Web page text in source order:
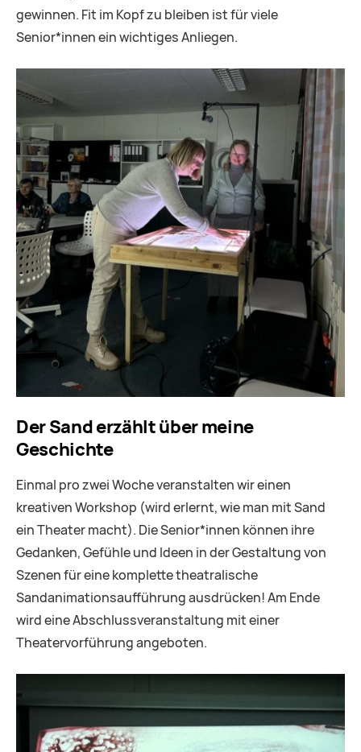
gewinnen. Fit im Kopf zu bleiben ist für viele
Senior*innen ein wichtiges Anliegen.
Der Sand erzählt über meine
Geschichte
Einmal pro zwei Woche veranstalten wir einen
kreativen Workshop (wird erlernt, wie man mit Sand
ein Theater macht). Die Senior*innen können ihre
Gedanken, Gefühle und Ideen in der Gestaltung von
Szenen für eine komplette theatralische
Sandanimationsaufführung ausdrücken! Am Ende
wird eine Abschlussveranstaltung mit einer
Theatervorführung angeboten.